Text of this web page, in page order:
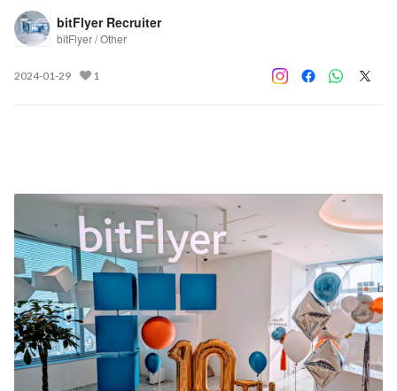
bitFlyer Recruiter
bitFlyer / Other
2024-01-29 1